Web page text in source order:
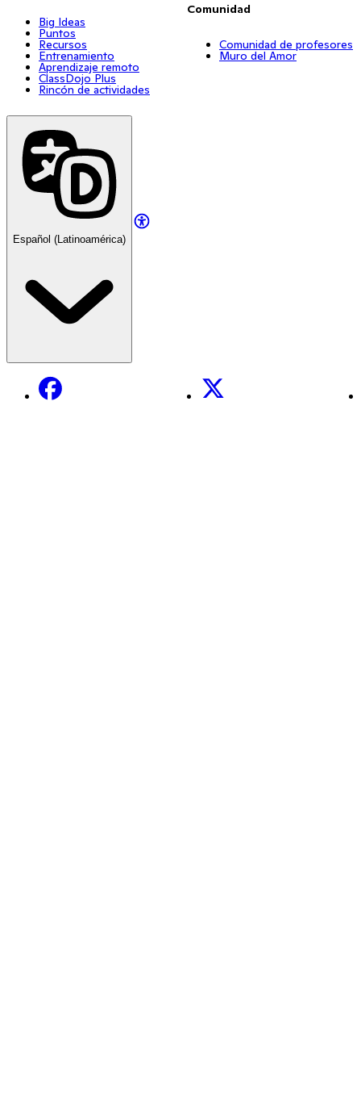
Big Ideas
Puntos
Recursos
Entrenamiento
Aprendizaje remoto
ClassDojo Plus
Rincón de actividades
Comunidad
Comunidad de profesores
Muro del Amor
Español (Latinoamérica)
Facebook X